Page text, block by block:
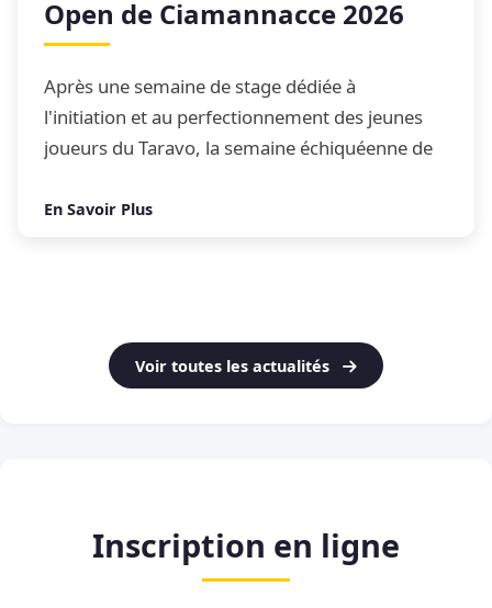
Open de Ciamannacce 2026
Après une semaine de stage dédiée à
l'initiation et au perfectionnement des jeunes
joueurs du Taravo, la semaine échiquéenne de
Open de blitz
En Savoir Plus
Voir toutes les actualités
Inscription en ligne